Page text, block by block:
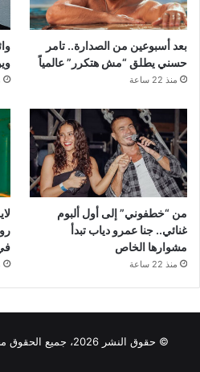
بعد أسبوعين من الصدارة.. تامر
حسني يطلق “مش هتكرر” عالمياً
منذ 22 ساعة
من “خطفوني” إلى أول ألبوم
غنائي.. جنا عمرو دياب تبدأ
مشوارها الخاص
منذ 22 ساعة
© حقوق النشر 2026، جميع الحقوق محفوظة |